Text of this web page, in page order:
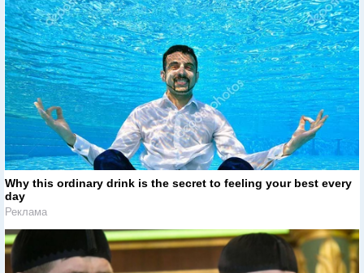
Why this ordinary drink is the secret to feeling your best every
day
Реклама